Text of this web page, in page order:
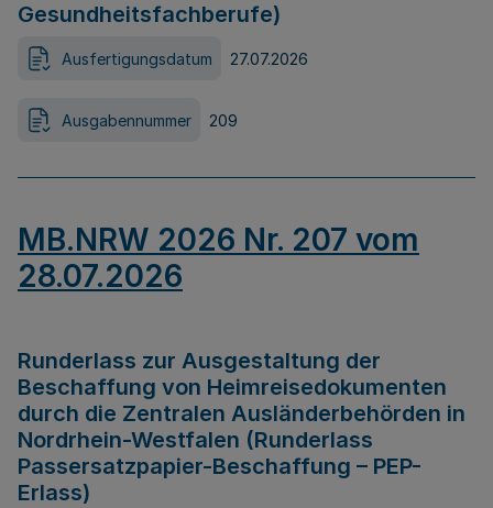
Gesundheitsfachberufe)
Ausfertigungsdatum 27.07.2026
Ausgabennummer 209
MB.NRW 2026 Nr. 207 vom
28.07.2026
Runderlass zur Ausgestaltung der
Beschaffung von Heimreisedokumenten
durch die Zentralen Ausländerbehörden in
Nordrhein-Westfalen (Runderlass
Passersatzpapier-Beschaffung – PEP-
Erlass)